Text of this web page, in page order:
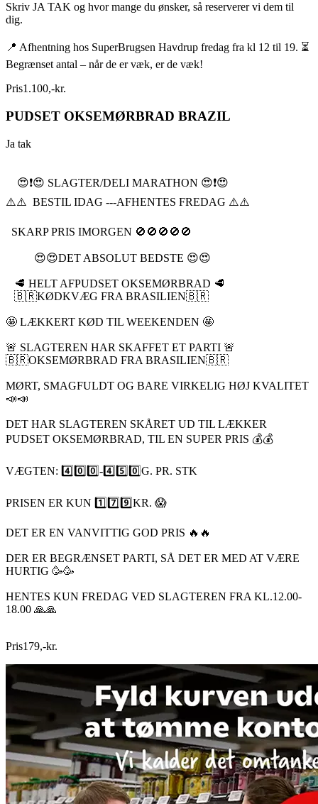
Skriv JA TAK og hvor mange du ønsker, så reserverer vi dem til
dig.
📍 Afhentning hos SuperBrugsen Havdrup fredag fra kl 12 til 19. ⏳
Begrænset antal – når de er væk, er de væk!
Pris1.100,-kr.
PUDSET OKSEMØRBRAD BRAZIL
Ja tak
😍❗️😍 SLAGTER/DELI MARATHON 😍❗️😍
⚠️⚠️ BESTIL IDAG ---AFHENTES FREDAG ⚠️⚠️
SKARP PRIS IMORGEN 🚫🚫🚫🚫🚫
😍😍DET ABSOLUT BEDSTE 😍😍
🥩 HELT AFPUDSET OKSEMØRBRAD 🥩
🇧🇷KØDKVÆG FRA BRASILIEN🇧🇷
🤩 LÆKKERT KØD TIL WEEKENDEN 🤩
🚨 SLAGTEREN HAR SKAFFET ET PARTI 🚨
🇧🇷OKSEMØRBRAD FRA BRASILIEN🇧🇷
MØRT, SMAGFULDT OG BARE VIRKELIG HØJ KVALITET
📣📣
DET HAR SLAGTEREN SKÅRET UD TIL LÆKKER
PUDSET OKSEMØRBRAD, TIL EN SUPER PRIS 💰💰
VÆGTEN: 4️⃣0️⃣0️⃣-4️⃣5️⃣0️⃣G. PR. STK
PRISEN ER KUN 1️⃣7️⃣9️⃣KR. 😱
DET ER EN VANVITTIG GOD PRIS 🔥🔥
DER ER BEGRÆNSET PARTI, SÅ DET ER MED AT VÆRE
HURTIG 🥳🥳
HENTES KUN FREDAG VED SLAGTEREN FRA KL.12.00-
18.00 🙏🙏
Pris179,-kr.